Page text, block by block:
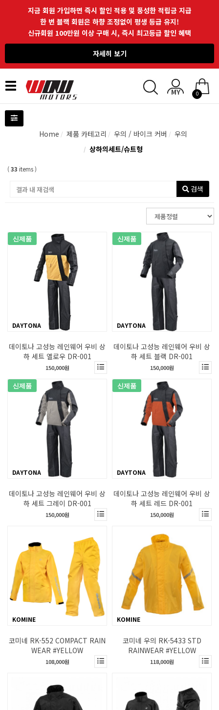
지금 회원 가입하면 즉시 할인 적용 및 풍성한 적립금 지급
한 번 블랙 회원은 하향 조정없이 평생 등급 유지!
신규회원 100만원 이상 구매 시, 즉시 최고등급 할인 혜택
자세히 보기
Toggle
navigation
0
Home 제품 카테고리 우의 / 바이크 커버
우의
상하의세트/슈트형
(33 items )
검색
신제품
DAYTONA
데이토나 고성능 레인웨어 우비 상
하 세트 옐로우 DR-001
150,000원
신제품
DAYTONA
데이토나 고성능 레인웨어 우비 상
하 세트 블랙 DR-001
150,000원
신제품
DAYTONA
데이토나 고성능 레인웨어 우비 상
하 세트 그레이 DR-001
150,000원
신제품
DAYTONA
데이토나 고성능 레인웨어 우비 상
하 세트 레드 DR-001
150,000원
KOMINE
코미네 RK-552 COMPACT RAIN
WEAR #YELLOW
108,000원
KOMINE
코미네 우의 RK-5433 STD
RAINWEAR #YELLOW
118,000원